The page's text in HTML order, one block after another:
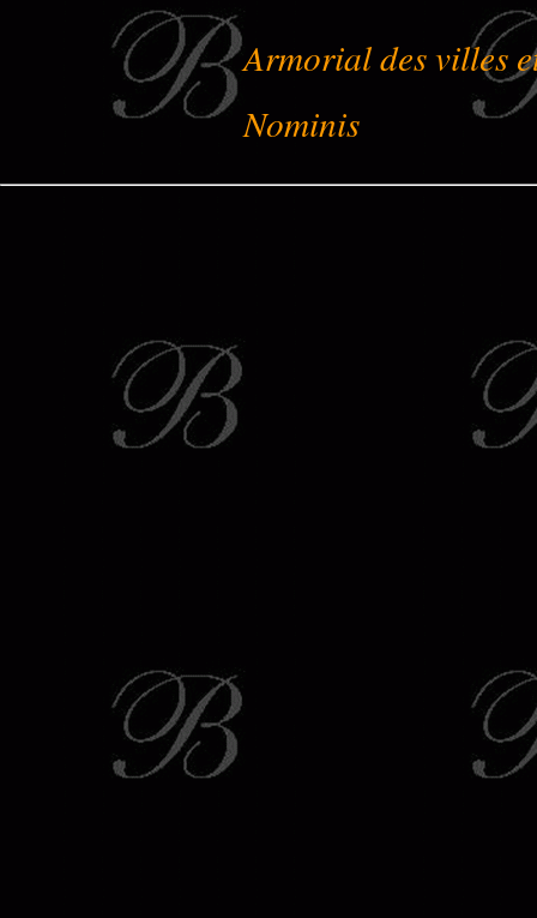
Armorial des villes
Nominis